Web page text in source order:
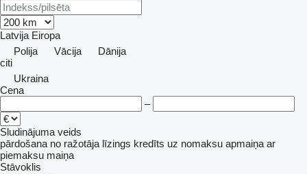
Latvija Eiropa
Polija
Vācija
Dānija
citi
Ukraina
Cena
–
Sludinājuma veids
pārdošana no ražotāja līzings kredīts uz nomaksu apmaiņa ar
piemaksu maiņa
Stāvoklis